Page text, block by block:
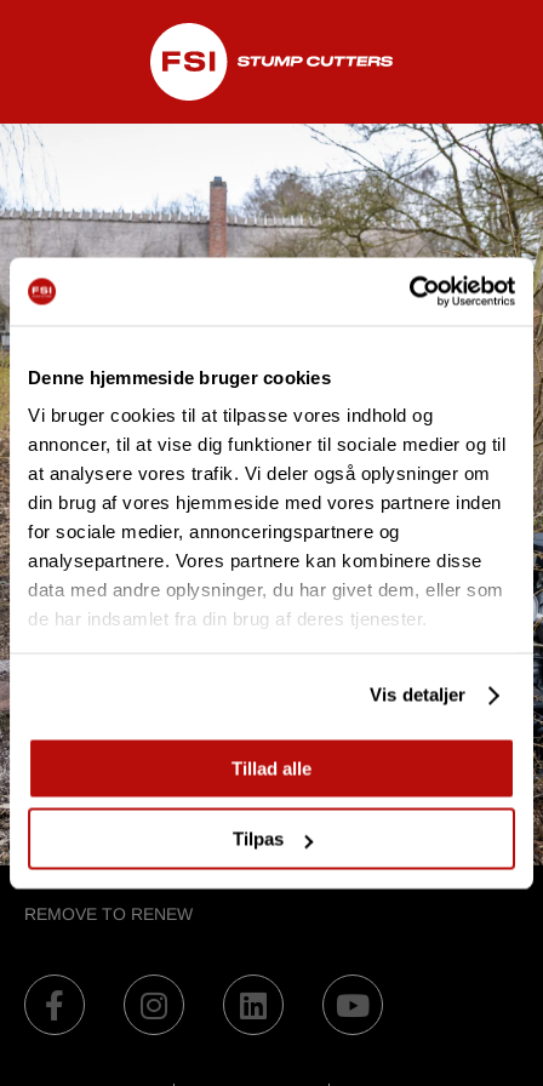
Denne hjemmeside bruger cookies
Vi bruger cookies til at tilpasse vores indhold og
annoncer, til at vise dig funktioner til sociale medier og til
at analysere vores trafik. Vi deler også oplysninger om
din brug af vores hjemmeside med vores partnere inden
for sociale medier, annonceringspartnere og
analysepartnere. Vores partnere kan kombinere disse
data med andre oplysninger, du har givet dem, eller som
de har indsamlet fra din brug af deres tjenester.
Vis detaljer
Tillad alle
Tilpas
Tak!
Din tilmelding er bekræftet.
Du vil nu modtage de seneste nyheder, produktopdateringer
og historier fra ejere og brugere af FSI stubfræsere.
SE VORES STUBFRÆSERE
REMOVE TO RENEW